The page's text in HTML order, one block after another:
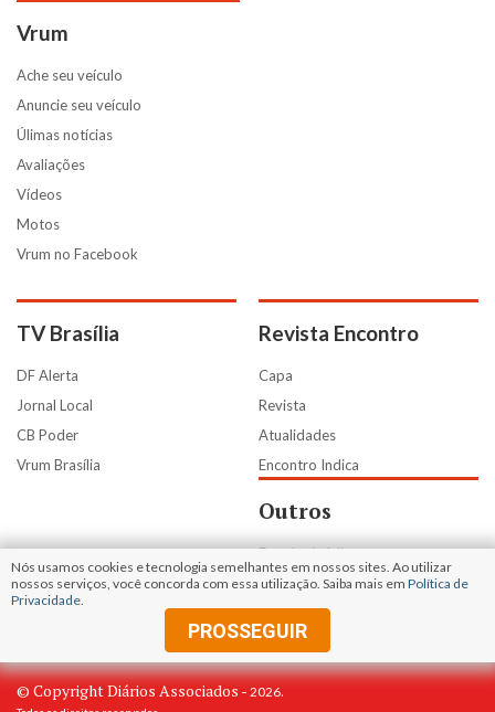
Vrum
Ache seu veículo
Anuncie seu veículo
Úlimas notícias
Avaliações
Vídeos
Motos
Vrum no Facebook
TV Brasília
DF Alerta
Jornal Local
CB Poder
Vrum Brasília
Revista Encontro
Capa
Revista
Atualidades
Encontro Indica
Outros
Estado de Minas
Portal Uai
Uai e+
© Copyright Diários Associados - 2026.
Nós usamos cookies e tecnologia semelhantes em nossos sites. Ao utilizar
nossos serviços, você concorda com essa utilização. Saiba mais em Política de
Privacidade.
PROSSEGUIR